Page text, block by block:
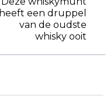
heeft een druppel
van de oudste
whisky ooit